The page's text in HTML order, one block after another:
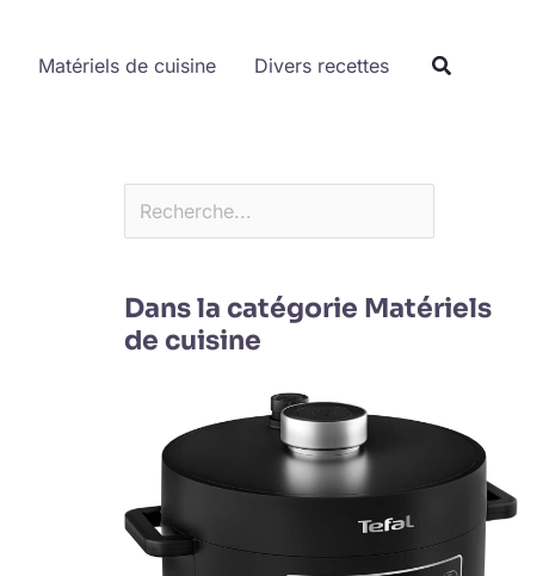
Matériels de cuisine Divers recettes
Dans la catégorie Matériels
de cuisine